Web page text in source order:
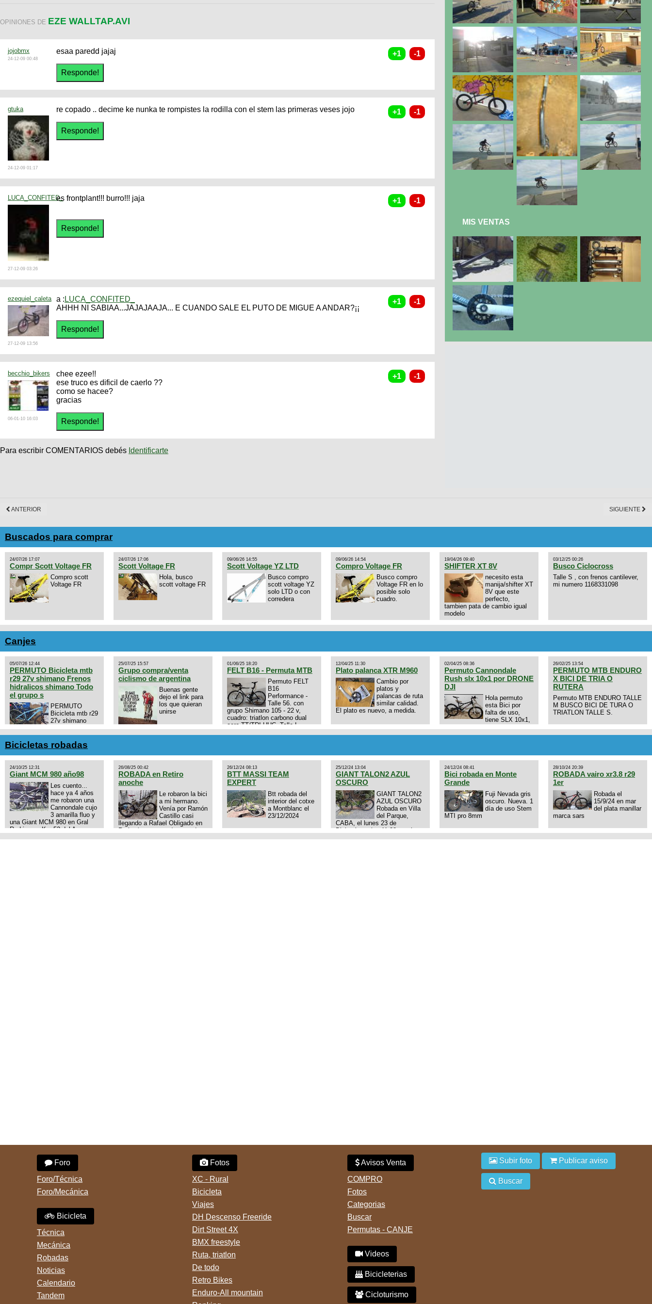
OPINIONES DE EZE WALLTAP.AVI
jojobmx
24-12-09 00:48
esaa paredd jajaj
gtuka
24-12-09 01:17
re copado .. decime ke nunka te rompistes la rodilla con el stem las primeras veses jojo
LUCA_CONFITED_
27-12-09 03:26
es frontplant!!! burro!!! jaja
ezequiel_caleta
27-12-09 13:56
a : LUCA_CONFITED_
AHHH NI SABIAA...JAJAJAAJA... E CUANDO SALE EL PUTO DE MIGUE A ANDAR?¡¡
becchio_bikers
06-01-10 16:03
chee ezee!!
ese truco es dificil de caerlo ??
como se hacee?
gracias
Para escribir COMENTARIOS debés Identificarte
MIS VENTAS
ANTERIOR SIGUIENTE
Buscados para comprar
24/07/26 17:07
Compr Scott Voltage FR
Compro scott
Voltage FR
24/07/26 17:06
Scott Voltage FR
Hola, busco
scott voltage FR
09/06/26 14:55
Scott Voltage YZ LTD
Busco compro
scott voltage YZ
solo LTD o con
corredera
09/06/26 14:54
Compro Voltage FR
Busco compro
Voltage FR en lo
posible solo
cuadro.
19/04/26 09:40
SHIFTER XT 8V
necesito esta
manija/shifter XT
8V que este
perfecto,
tambien pata de cambio igual
modelo
03/12/25 00:26
Busco Ciclocross
Talle S , con frenos cantilever,
mi numero 1168331098
Canjes
05/07/26 12:44
PERMUTO Bicicleta mtb
r29 27v shimano Frenos
hidralicos shimano Todo
el grupo s
PERMUTO
Bicicleta mtb r29
27v shimano
Frenos hidralicos
shimano Todo el grupo shimano
Talle s/m Permuto x pistera o
ruta talle s o m.
25/07/25 15:57
Grupo compra/venta
ciclismo de argentina
Buenas gente
dejo el link para
los que quieran
unirse
https://chat.whatsapp.com/E4N9zhVk9wHFFzK7T345Kn?
mode=ac_t
01/06/25 18:20
FELT B16 - Permuta MTB
Permuto FELT
B16
Performance -
Talle 56. con
grupo Shimano 105 - 22 v,
cuadro: triatlon carbono dual
aero TT/TRI UHC. Talle L.
12/04/25 11:30
Plato palanca XTR M960
Cambio por
platos y
palancas de ruta
similar calidad.
El plato es nuevo, a medida.
02/04/25 08:36
Permuto Cannondale
Rush slx 10x1 por DRONE
DJI
Hola permuto
esta Bici por
falta de uso,
tiene SLX 10x1,
Axon tope de gama con
drone de la marca Dji, les dejo
3434568861 saludos
26/02/25 13:54
PERMUTO MTB ENDURO
X BICI DE TRIA O
RUTERA
Permuto MTB ENDURO TALLE
M BUSCO BICI DE TURA O
TRIATLON TALLE S.
Bicicletas robadas
24/10/25 12:31
Giant MCM 980 año98
Les cuento...
hace ya 4 años
me robaron una
Cannondale cujo
3 amarilla fluo y
una Giant MCM 980 en Gral
Rodriguez. Km 53 del Acceso
26/08/25 00:42
ROBADA en Retiro
anoche
Le robaron la bici
a mi hermano.
Venía por Ramón
Castillo casi
llegando a Rafael Obligado en
Retiro (zona puerto) a eso de
26/12/24 08:13
BTT MASSI TEAM
EXPERT
Btt robada del
interior del cotxe
a Montblanc el
23/12/2024
25/12/24 13:04
GIANT TALON2 AZUL
OSCURO
GIANT TALON2
AZUL OSCURO
Robada en Villa
del Parque,
CABA, el lunes 23 de
Diciembre a las 11:38 am, hay
24/12/24 08:41
Bici robada en Monte
Grande
Fuji Nevada gris
oscuro. Nueva. 1
día de uso Stem
MTI pro 8mm
28/10/24 20:39
ROBADA vairo xr3.8 r29
1er
Robada el
15/9/24 en mar
del plata manillar
marca sars
Foro
Foro/Técnica
Foro/Mecánica
Bicicleta
Técnica
Mecánica
Robadas
Noticias
Calendario
Tandem
Fotos
XC - Rural
Bicicleta
Viajes
DH Descenso Freeride
Dirt Street 4X
BMX freestyle
Ruta, triatlon
De todo
Retro Bikes
Enduro-All mountain
Avisos Venta
COMPRO
Fotos
Categorias
Buscar
Permutas - CANJE
Videos
Bicicleterias
Cicloturismo
Subir foto Publicar aviso
Buscar